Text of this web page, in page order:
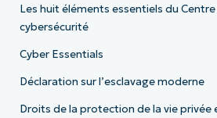
Les huit éléments essentiels du
cybersécurité
Cyber Essentials
Déclaration sur l’esclavage moderne
Droits de la protection de la vie privée